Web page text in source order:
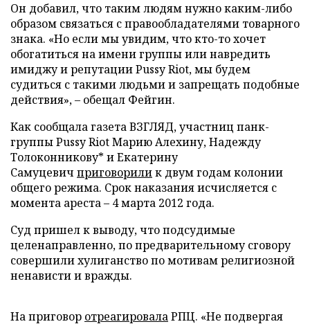
Он добавил, что таким людям нужно каким-либо
образом связаться с правообладателями товарного
знака. «Но если мы увидим, что кто-то хочет
обогатиться на имени группы или навредить
имиджу и репутации Pussy Riot, мы будем
судиться с такими людьми и запрещать подобные
действия», – обещал Фейгин.
Как сообщала газета ВЗГЛЯД, участниц панк-
группы Pussy Riot Марию Алехину, Надежду
Толоконникову* и Екатерину
Самуцевич приговорилик двум годам колонии
общего режима. Срок наказания исчисляется с
момента ареста – 4 марта 2012 года.
Суд пришел к выводу, что подсудимые
целенаправленно, по предварительному сговору
совершили хулиганство по мотивам религиозной
ненависти и вражды.
На приговор отреагировалаРПЦ. «Не подвергая